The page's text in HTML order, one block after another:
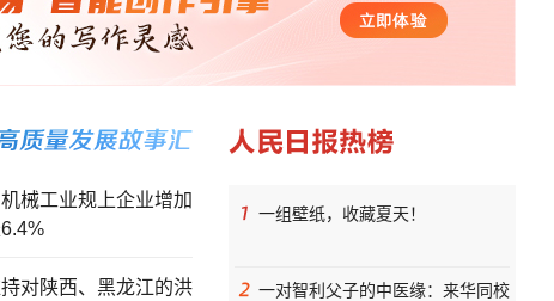
机械工业规上企业增加
对陕西、黑龙江的洪
一组壁纸，收藏夏天！
一对智利父子的中医缘：来华同校